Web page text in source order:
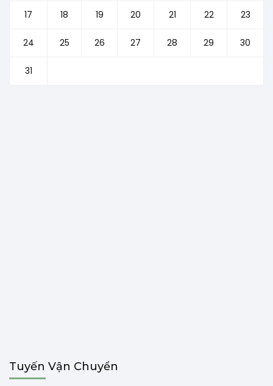
17 18 19 20 21 22 23
24 25 26 27 28 29 30
31
Tuyến Vận Chuyển